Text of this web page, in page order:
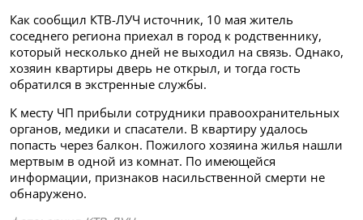
Как сообщил КТВ-ЛУЧ источник, 10 мая житель
соседнего региона приехал в город к родственнику,
который несколько дней не выходил на связь. Однако,
хозяин квартиры дверь не открыл, и тогда гость
обратился в экстренные службы.
К месту ЧП прибыли сотрудники правоохранительных
органов, медики и спасатели. В квартиру удалось
попасть через балкон. Пожилого хозяина жилья нашли
мертвым в одной из комнат. По имеющейся
информации, признаков насильственной смерти не
обнаружено.